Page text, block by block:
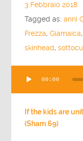
3 Febbraio 2018
Tagged as:anni
Frezza,Giamaica,
skinhead,
Player
00:00
If the kids are
(Sham 69)